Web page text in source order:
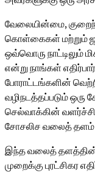
வேலையின்மை,
கொள்கைகள் மற்றும்
ஒவ்வொரு நாட்டிலும்
என்று நாங்கள்
போராட்டங்களின்
வழிநடத்தப்படும்
செல்வாக்கின்
சோசலிச வலைத் தளம்
இந்த வலைத் தளத்தின்
முறைக்கு புரட்சிகர